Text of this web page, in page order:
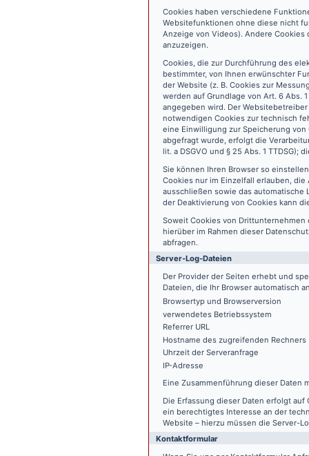
Cookies haben verschiedene
Websitefunktionen ohne diese nicht
Anzeige von Videos). Andere
anzuzeigen.
Cookies, die zur Durchführung des
bestimmter, von Ihnen erwünschter
der Website (z. B. Cookies zur
werden auf Grundlage von Art. 6 Abs.
angegeben wird. Der
notwendigen Cookies zur technisch
eine Einwilligung zur Speicherung
abgefragt wurde, erfolgt die
lit. a DSGVO und § 25 Abs. 1
Sie können Ihren Browser so
Cookies nur im Einzelfall erlauben,
ausschließen sowie das automatische
der Deaktivierung von Cookies kann
Soweit Cookies von
hierüber im Rahmen dieser
abfragen.
Server-Log-Dateien
Der Provider der Seiten erhebt und
Dateien, die Ihr Browser automatisch
Browsertyp und Browserversion
verwendetes Betriebssystem
Referrer URL
Hostname des zugreifenden Rechners
Uhrzeit der Serveranfrage
IP-Adresse
Eine Zusammenführung dieser Daten
Die Erfassung dieser Daten erfolgt auf
ein berechtigtes Interesse an der
Website – hierzu müssen die Server-
Kontaktformular